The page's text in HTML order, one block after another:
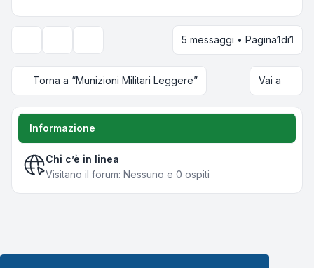
Opzioni di visualizzazione e ordinamento
5 messaggi • Pagina1di1
Torna a “Munizioni Militari Leggere” Vai a
Informazione
Chi c’è in linea
Visitano il forum: Nessuno e 0 ospiti